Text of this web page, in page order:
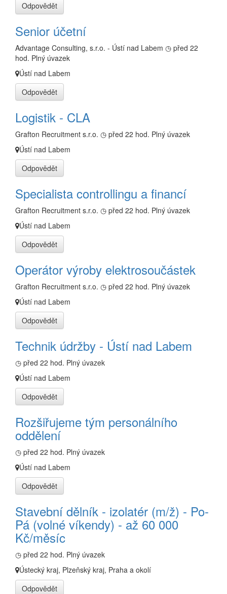
Odpovědět
Senior účetní
Advantage Consulting, s.r.o. - Ústí nad Labem ◷ před 22
hod. Plný úvazek
Ústí nad Labem
Odpovědět
Logistik - CLA
Grafton Recruitment s.r.o. ◷ před 22 hod. Plný úvazek
Ústí nad Labem
Odpovědět
Specialista controllingu a financí
Grafton Recruitment s.r.o. ◷ před 22 hod. Plný úvazek
Ústí nad Labem
Odpovědět
Operátor výroby elektrosoučástek
Grafton Recruitment s.r.o. ◷ před 22 hod. Plný úvazek
Ústí nad Labem
Odpovědět
Technik údržby - Ústí nad Labem
◷ před 22 hod. Plný úvazek
Ústí nad Labem
Odpovědět
Rozšiřujeme tým personálního
oddělení
◷ před 22 hod. Plný úvazek
Ústí nad Labem
Odpovědět
Stavební dělník - izolatér (m/ž) - Po-
Pá (volné víkendy) - až 60 000
Kč/měsíc
◷ před 22 hod. Plný úvazek
Ústecký kraj, Plzeňský kraj, Praha a okolí
Odpovědět